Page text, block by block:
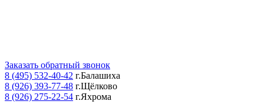
Заказать обратный звонок
8 (495) 532-40-42 г.Балашиха
8 (926) 393-77-48 г.Щёлково
8 (926) 275-22-54 г.Яхрома